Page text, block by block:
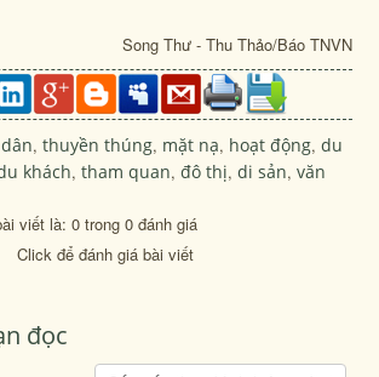
Song Thư - Thu Thảo/Báo TNVN
,thuyền thúng, mặt nạ, hoạt động,du
khách,tham quan,đô thị,di sản,văn
viết là: 0 trong 0 đánh giá
Click để đánh giá bài viết
đọc